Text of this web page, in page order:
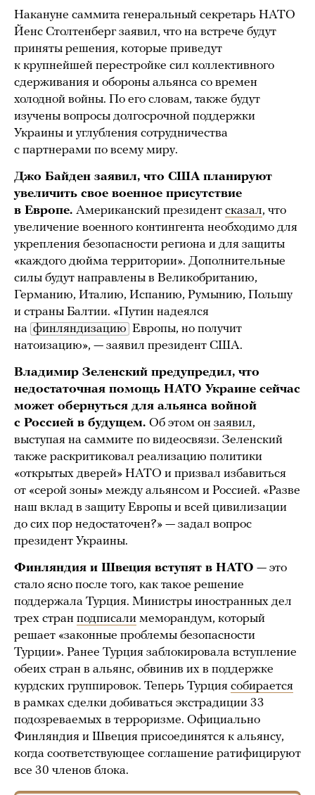
Накануне саммита генеральный секретарь НАТО
Йенс Столтенберг заявил, что на встрече будут
приняты решения, которые приведут
к крупнейшей перестройке сил коллективного
сдерживания и обороны альянса со времен
холодной войны. По его словам, также будут
изучены вопросы долгосрочной поддержки
Украины и углубления сотрудничества
с партнерами по всему миру.
Джо Байден заявил, что США планируют
увеличить свое военное присутствие
в Европе. Американский президент сказал, что
увеличение военного контингента необходимо для
укрепления безопасности региона и для защиты
«каждого дюйма территории». Дополнительные
силы будут направлены в Великобританию,
Германию, Италию, Испанию, Румынию, Польшу
и страны Балтии. «Путин надеялся
на финляндизацию Европы, но получит
натоизацию», — заявил президент США.
Владимир Зеленский предупредил, что
недостаточная помощь НАТО Украине сейчас
может обернуться для альянса войной
с Россией в будущем. Об этом он заявил,
выступая на саммите по видеосвязи. Зеленский
также раскритиковал реализацию политики
«открытых дверей» НАТО и призвал избавиться
от «серой зоны» между альянсом и Россией. «Разве
наш вклад в защиту Европы и всей цивилизации
до сих пор недостаточен?» — задал вопрос
президент Украины.
Финляндия и Швеция вступят в НАТО — это
стало ясно после того, как такое решение
поддержала Турция. Министры иностранных дел
трех стран подписали меморандум, который
решает «законные проблемы безопасности
Турции». Ранее Турция заблокировала вступление
обеих стран в альянс, обвинив их в поддержке
курдских группировок. Теперь Турция собирается
в рамках сделки добиваться экстрадиции 33
подозреваемых в терроризме. Официально
Финляндия и Швеция присоединятся к альянсу,
когда соответствующее соглашение ратифицируют
все 30 членов блока.